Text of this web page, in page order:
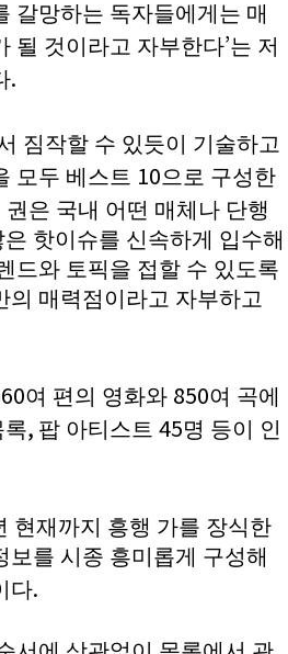
갈망하는 독자들에게는 매
될 것이라고 자부한다’는 저
.
짐작할 수 있듯이 기술하고
모두 베스트 10으로 구성한
권은 국내 어떤 매체나 단행
핫이슈를 신속하게 입수해
드와 토픽을 접할 수 있도록
의 매력점이라고 자부하고
여 편의 영화와 850여 곡에
록, 팝 아티스트 45명 등이 인
현재까지 흥행 가를 장식한
보를 시종 흥미롭게 구성해
다.